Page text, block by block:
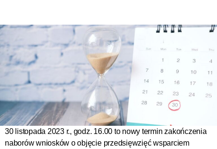
30 listopada 2023 r., godz. 16.00 to nowy termin zakończenia
naborów wniosków o objęcie przedsięwzięć wsparciem